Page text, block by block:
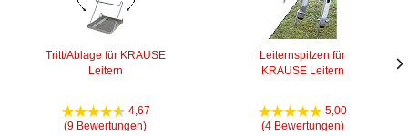
Tritt/Ablage für KRAUSE
Leitern
4,67
(9 Bewertungen)
Leiternspitzen für
KRAUSE Leitern
5,00
(4 Bewertungen)